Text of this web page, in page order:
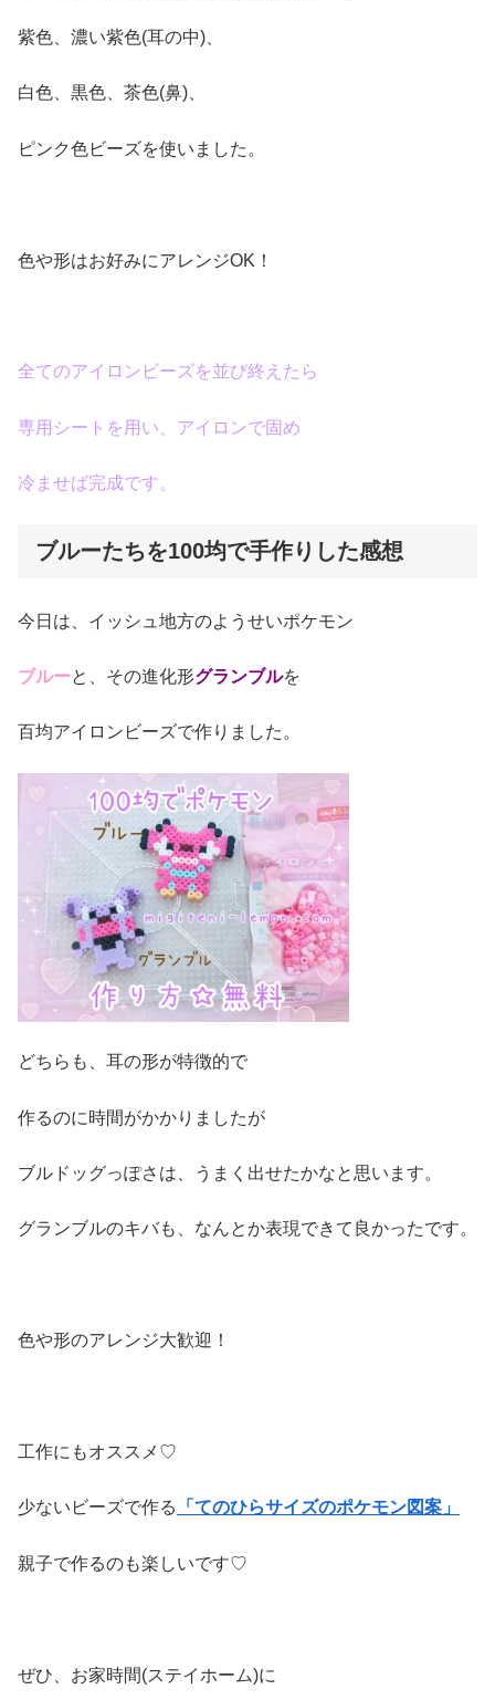
紫色、濃い紫色(耳の中)、
白色、黒色、茶色(鼻)、
ピンク色ビーズを使いました。
色や形はお好みにアレンジOK！
全てのアイロンビーズを並び終えたら
専用シートを用い、アイロンで固め
冷ませば完成です。
ブルーたちを100均で手作りした感想
今日は、イッシュ地方のようせいポケモン
ブルーと、その進化形グランブルを
百均アイロンビーズで作りました。
どちらも、耳の形が特徴的で
作るのに時間がかかりましたが
ブルドッグっぽさは、うまく出せたかなと思います。
グランブルのキバも、なんとか表現できて良かったです。
色や形のアレンジ大歓迎！
工作にもオススメ♡
少ないビーズで作る 「てのひらサイズのポケモン図案」
親子で作るのも楽しいです♡
ぜひ、お家時間(ステイホーム)に